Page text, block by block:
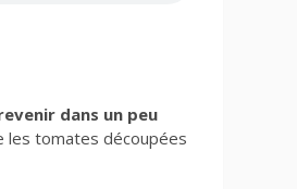
dans un peu
les tomates découpées